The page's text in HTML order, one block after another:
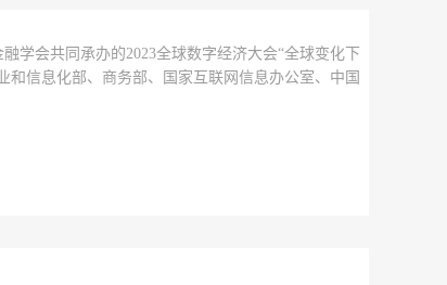
学会共同承办的2023全球数字经济大会“全球变化下
信息化部、商务部、国家互联网信息办公室、中国